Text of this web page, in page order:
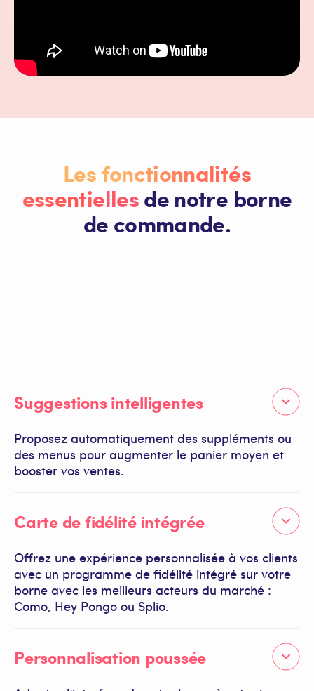
Les fonctionnalités
essentiellesde notre borne
de commande.
Suggestions intelligentes
Proposez automatiquement des suppléments ou
des menus pour augmenter le panier moyen et
booster vos ventes.
Carte de fidélité intégrée
Offrez une expérience personnalisée à vos clients
avec un programme de fidélité intégré sur votre
borne avec les meilleurs acteurs du marché :
Como, Hey Pongo ou Splio.
Personnalisation poussée